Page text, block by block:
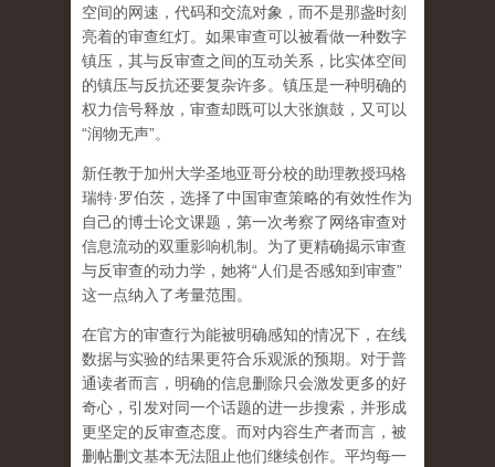
空间的网速，代码和交流对象，而不是那盏时刻
亮着的审查红灯。如果审查可以被看做一种数字
镇压，其与反审查之间的互动关系，比实体空间
的镇压与反抗还要复杂许多。镇压是一种明确的
权力信号释放，审查却既可以大张旗鼓，又可以
“润物无声”。
新任教于加州大学圣地亚哥分校的助理教授玛格
瑞特·罗伯茨，选择了中国审查策略的有效性作为
自己的博士论文课题，第一次考察了网络审查对
信息流动的双重影响机制。为了更精确揭示审查
与反审查的动力学，她将“人们是否感知到审查”
这一点纳入了考量范围。
在官方的审查行为能被明确感知的情况下，在线
数据与实验的结果更符合乐观派的预期。对于普
通读者而言，明确的信息删除只会激发更多的好
奇心，引发对同一个话题的进一步搜索，并形成
更坚定的反审查态度。而对内容生产者而言，被
删帖删文基本无法阻止他们继续创作。平均每一